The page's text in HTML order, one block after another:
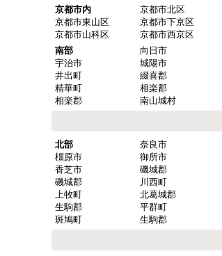
京都市内 京都市北区
京都市東山区
京都市下京区
京都市山科区
京都市西京区
南部
向日市
宇治市
城陽市
井出町
綴喜郡
精華町
相楽郡
相楽郡
南山城村
北部 奈良市
橿原市
御所市
香芝市
磯城郡
磯城郡
川西町
上牧町
北葛城郡
生駒郡
平群町
斑鳩町
生駒郡